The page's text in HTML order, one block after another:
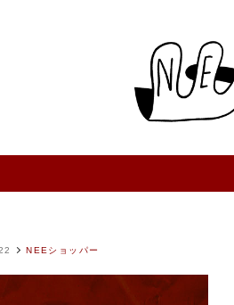
NEEショッパー